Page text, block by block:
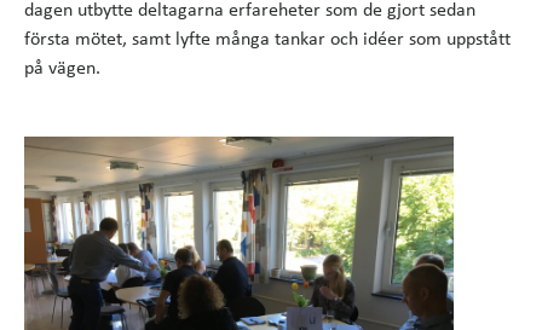
dagen utbytte deltagarna erfareheter som de gjort sedan
första mötet, samt lyfte många tankar och idéer som uppstått
på vägen.